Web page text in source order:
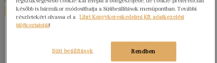
hírnévhez juttatni, vagy azonnali bukásra ítélni.
Rating books tiktok made me buy
#booktok #ratingbooks
később is bármikor módosíthatja a Sütibeállítások menüpontban. További
részletekért olvassa el a
Libri Könyvkereskedelmi Kft. adatkezelési
tájékoztatóját!
Rendben
Süti beállítások